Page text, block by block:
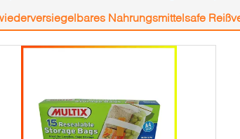
Nahrungsmittelsafe